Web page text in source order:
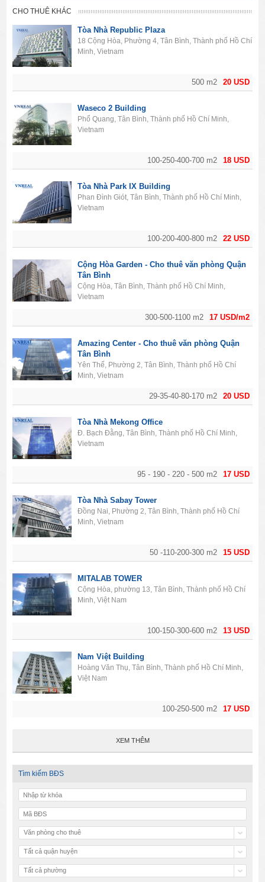
CHO THUÊ KHÁC
20 USD
500 m2
Tòa Nhà Republic Plaza
18 Cộng Hòa, Phường 4, Tân Bình, Thành phố Hồ Chí
Minh, Vietnam
18 USD
100-250-400-700 m2
Waseco 2 Building
Phổ Quang, Tân Bình, Thành phố Hồ Chí Minh,
Vietnam
22 USD
100-200-400-800 m2
Tòa Nhà Park IX Building
Phan Đình Giót, Tân Bình, Thành phố Hồ Chí Minh,
Vietnam
17 USD/m2
300-500-1100 m2
Cộng Hòa Garden - Cho thuê văn phòng Quận
Tân Bình
Cộng Hòa, Tân Bình, Thành phố Hồ Chí Minh,
Vietnam
20 USD
29-35-40-80-170 m2
Amazing Center - Cho thuê văn phòng Quận
Tân Bình
Yên Thế, Phường 2, Tân Bình, Thành phố Hồ Chí
Minh, Vietnam
17 USD
95 - 190 - 220 - 500 m2
Tòa Nhà Mekong Office
Đ. Bạch Đằng, Tân Bình, Thành phố Hồ Chí Minh,
Vietnam
15 USD
50 -110-200-300 m2
Tòa Nhà Sabay Tower
Đồng Nai, Phường 2, Tân Bình, Thành phố Hồ Chí
Minh, Vietnam
13 USD
100-150-300-600 m2
MITALAB TOWER
Cộng Hòa, phường 13, Tân Bình, Thành phố Hồ Chí
Minh, Việt Nam
17 USD
100-250-500 m2
Nam Việt Building
Hoàng Văn Thụ, Tân Bình, Thành phố Hồ Chí Minh,
Việt Nam
XEM THÊM
Tìm kiếm BĐS
Văn phòng cho thuê
Tất cả quận huyện
Tất cả phường